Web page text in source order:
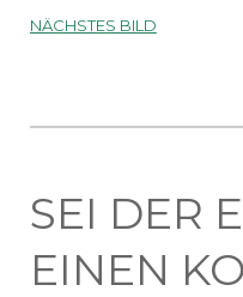
NÄCHSTES BILD
SEI DER
EINEN